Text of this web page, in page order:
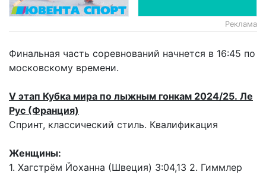
Реклама
Финальная часть соревнований начнется в 16:45 по
московскому времени.
V этап Кубка мира по лыжным гонкам 2024/25. Ле
Рус (Франция)
Спринт, классический стиль. Квалификация
Женщины:
1. Хагстрём Йоханна (Швеция) 3:04,13 2. Гиммлер